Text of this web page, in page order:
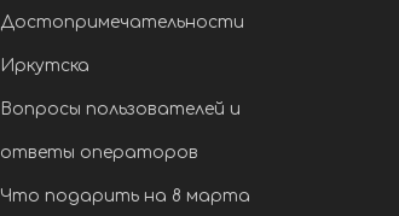
Достопримечательности
Иркутска
Вопросы пользователей и
ответы операторов
Что подарить на 8 марта